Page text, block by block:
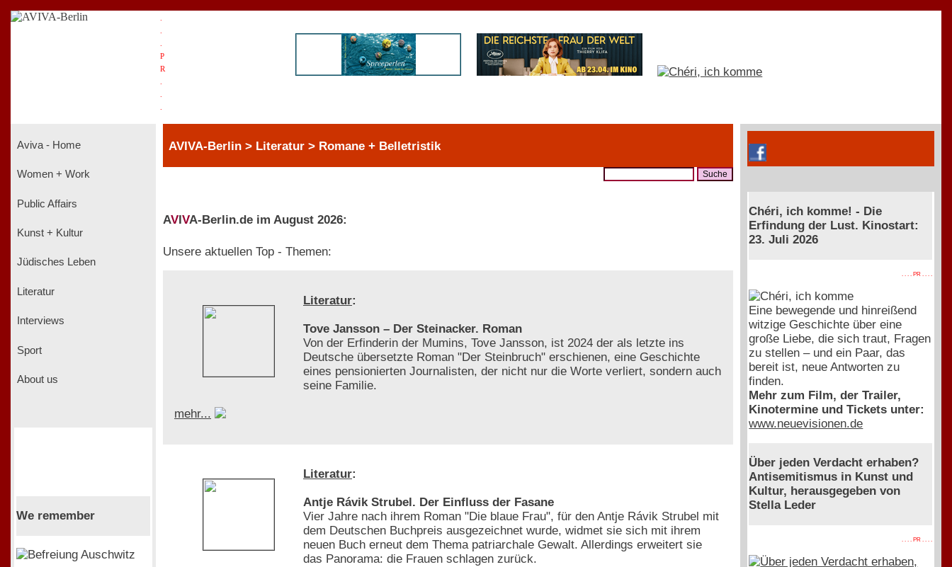
P
R
Aviva - Home
Women + Work
Public Affairs
Kunst + Kultur
Jüdisches Leben
Literatur
Interviews
Sport
About us
We remember
AVIVA-Berlin > Literatur > Romane + Belletristik
AVIVA-Berlin.de im August 2026:
Unsere aktuellen Top - Themen:
Literatur:
Tove Jansson – Der Steinacker. Roman
Von der Erfinderin der Mumins, Tove Jansson, ist 2024 der als letzte ins
Deutsche übersetzte Roman "Der Steinbruch" erschienen, eine Geschichte
eines pensionierten Journalisten, der nicht nur die Worte verliert, sondern auch
seine Familie.
mehr...
Literatur:
Antje Rávik Strubel. Der Einfluss der Fasane
Vier Jahre nach ihrem Roman "Die blaue Frau", für den Antje Rávik Strubel mit
dem Deutschen Buchpreis ausgezeichnet wurde, widmet sie sich mit ihrem
neuen Buch erneut dem Thema patriarchale Gewalt. Allerdings erweitert sie
das Panorama: die Frauen schlagen zurück.
Chéri, ich komme! - Die
Erfindung der Lust. Kinostart:
23. Juli 2026
. . . . PR . . . .
Eine bewegende und hinreißend
witzige Geschichte über eine
große Liebe, die sich traut, Fragen
zu stellen – und ein Paar, das
bereit ist, neue Antworten zu
finden.
Mehr zum Film, der Trailer,
Kinotermine und Tickets unter:
www.neuevisionen.de
Über jeden Verdacht erhaben?
Antisemitismus in Kunst und
Kultur, herausgegeben von
Stella Leder
. . . . PR . . . .